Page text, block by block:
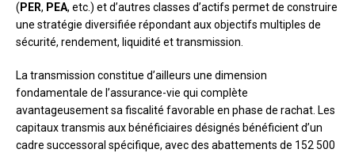
( PER, PEA, etc.) et d’autres classes d’actifs permet de construire
une stratégie diversifiée répondant aux objectifs multiples de
sécurité, rendement, liquidité et transmission.
La transmission constitue d’ailleurs une dimension
fondamentale de l’assurance-vie qui complète
avantageusement sa fiscalité favorable en phase de rachat. Les
capitaux transmis aux bénéficiaires désignés bénéficient d’un
cadre successoral spécifique, avec des abattements de 152 500